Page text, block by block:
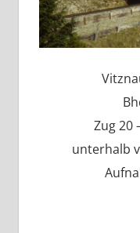
Zug 20
unterhalb